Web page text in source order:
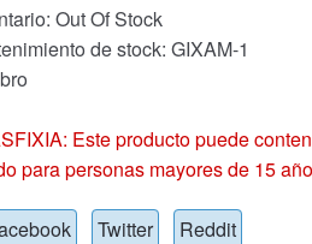
Out Of Stock
de stock: GIXAM-1
Este producto puede
para personas mayores de 15
Twitter Reddit